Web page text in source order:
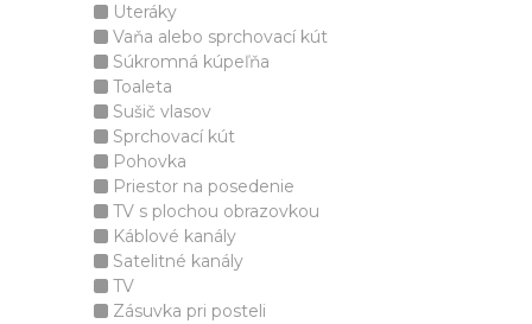
Uteráky
Vaňa alebo sprchovací kút
Súkromná kúpeľňa
Toaleta
Sušič vlasov
Sprchovací kút
Pohovka
Priestor na posedenie
TV s plochou obrazovkou
Káblové kanály
Satelitné kanály
TV
Zásuvka pri posteli